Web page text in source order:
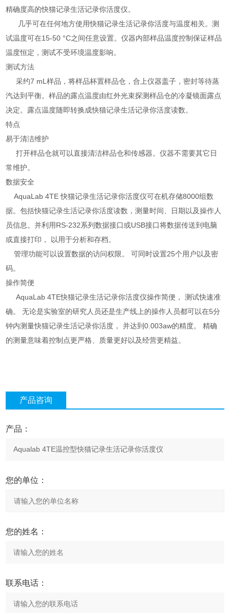
精确度高的快猫记录生活记录你活度仪。
几乎可在任何地方使用快猫记录生活记录你活度与温度相关。测
试温度可在15-50 °C之间任意设置。仪器内部样品温度控制保证样品
温度恒定，测试不受环境温度影响。
测试方法
采约7 mL样品，将样品杯置样品仓，合上仪器盖子，密封等待蒸
汽达到平衡。样品的露点温度由红外光束探测样品仓的冷凝镜面露点
决定。露点温度随即转换成快猫记录生活记录你活度读数。
特点
易于清洁维护
打开样品仓就可以直接清洁样品仓和传感器。仪器不需要其它日
常维护。
数据安全
AquaLab 4TE 快猫记录生活记录你活度仪可在机存储8000组数
据。包括快猫记录生活记录你活度读数，测量时间、日期以及操作人
员信息。并利用RS-232系列数据接口或USB接口将数据传送到电脑
或直接打印， 以用于分析和存档。
管理功能可以设置数据的访问权限。 可同时设置25个用户以及密
码。
操作简便
AquaLab 4TE快猫记录生活记录你活度仪操作简便， 测试快速准
确。 无论是实验室的研究人员还是生产线上的操作人员都可以在5分
钟内测量快猫记录生活记录你活度， 并达到0.003aw的精度。 精确
的测量意味着控制点更严格、质量更好以及经营更精益。
产品咨询
产品：
您的单位：
您的姓名：
联系电话：